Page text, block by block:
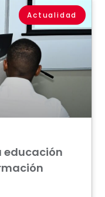
Actualidad
educación